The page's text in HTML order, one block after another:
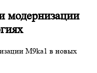
модернизации